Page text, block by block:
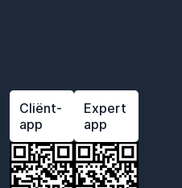
Cliënt-
app
Expert
app